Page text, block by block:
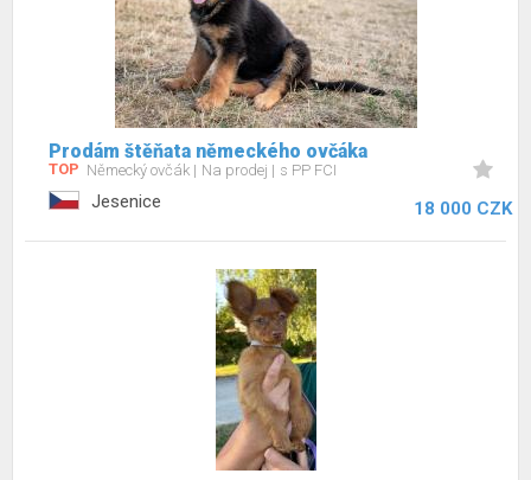
Prodám štěňata německého ovčáka
TOP Německý ovčák Na prodej s PP FCI
Jesenice 18 000 CZK